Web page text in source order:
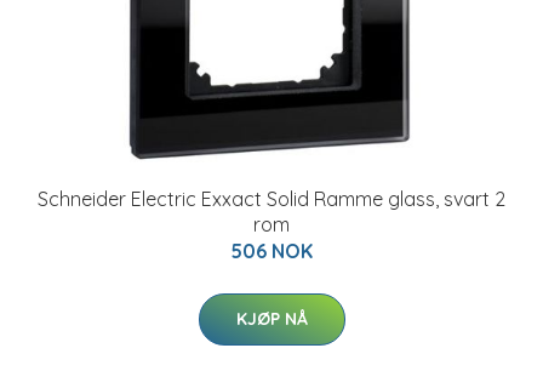
Schneider Electric Exxact Solid Ramme glass, svart 2
rom
506 NOK
KJØP NÅ